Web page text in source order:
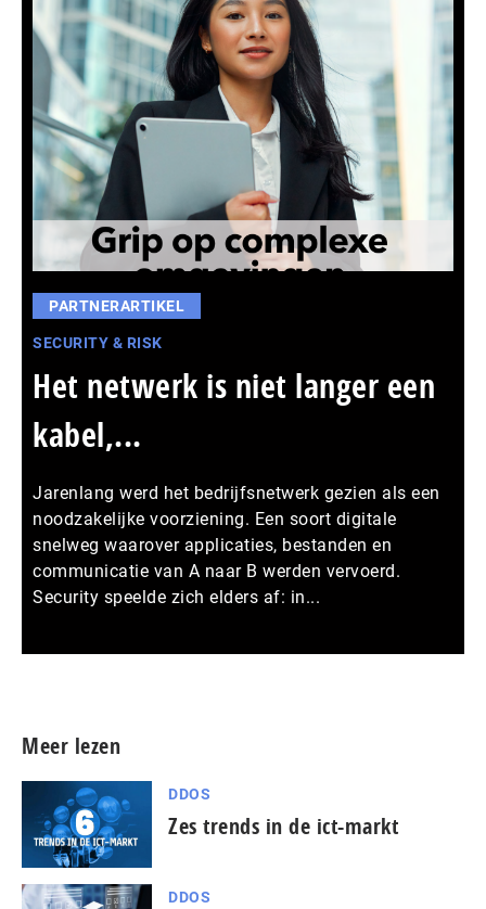
PARTNERARTIKEL
SECURITY & RISK
Het netwerk is niet langer een
kabel,...
Jarenlang werd het bedrijfsnetwerk gezien als een
noodzakelijke voorziening. Een soort digitale
snelweg waarover applicaties, bestanden en
communicatie van A naar B werden vervoerd.
Security speelde zich elders af: in...
Meer lezen
DDOS
Zes trends in de ict-markt
DDOS